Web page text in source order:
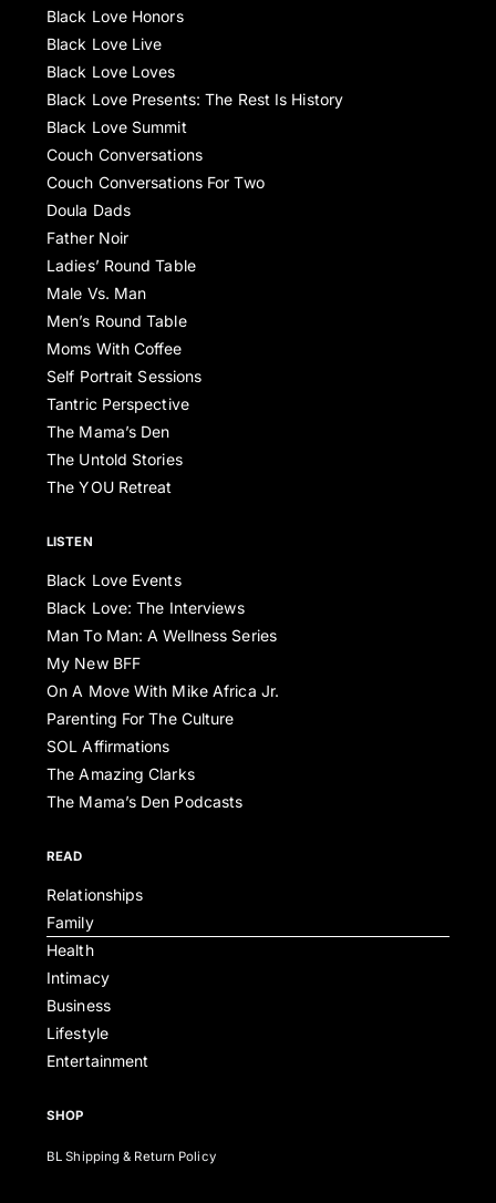
Black Love Honors
Black Love Live
Black Love Loves
Black Love Presents: The Rest Is History
Black Love Summit
Couch Conversations
Couch Conversations For Two
Doula Dads
Father Noir
Ladies’ Round Table
Male Vs. Man
Men’s Round Table
Moms With Coffee
Self Portrait Sessions
Tantric Perspective
The Mama’s Den
The Untold Stories
The YOU Retreat
LISTEN
Black Love Events
Black Love: The Interviews
Man To Man: A Wellness Series
My New BFF
On A Move With Mike Africa Jr.
Parenting For The Culture
SOL Affirmations
The Amazing Clarks
The Mama’s Den Podcasts
READ
Relationships
Family
Health
Intimacy
Business
Lifestyle
Entertainment
SHOP
BL Shipping & Return Policy